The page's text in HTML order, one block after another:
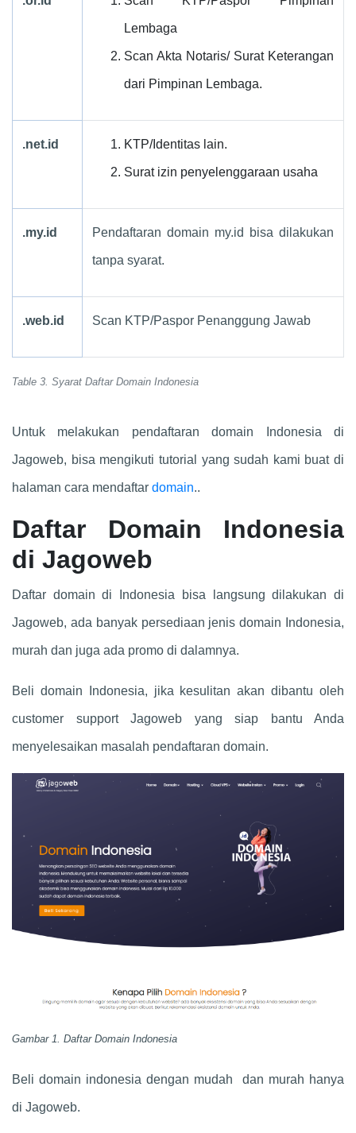
Table 3. Syarat Daftar Domain Indonesia
Lembaga
Scan Akta Notaris/ Surat Keterangan
dari Pimpinan Lembaga.
.net.id KTP/Identitas lain.
Surat izin penyelenggaraan usaha
.my.id Pendaftaran domain my.id bisa dilakukan
tanpa syarat.
.web.id Scan KTP/Paspor Penanggung Jawab
Untuk melakukan pendaftaran domain Indonesia di
Jagoweb, bisa mengikuti tutorial yang sudah kami buat di
halaman cara mendaftar domain..
Daftar Domain Indonesia
di Jagoweb
Daftar domain di Indonesia bisa langsung dilakukan di
Jagoweb, ada banyak persediaan jenis domain Indonesia,
murah dan juga ada promo di dalamnya.
Beli domain Indonesia, jika kesulitan akan dibantu oleh
customer support Jagoweb yang siap bantu Anda
menyelesaikan masalah pendaftaran domain.
Gambar 1. Daftar Domain Indonesia
Beli domain indonesia dengan mudah dan murah hanya
di Jagoweb.